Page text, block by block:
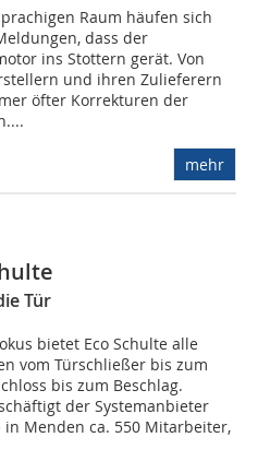
Raum häufen sich
dass der
ins Stottern gerät. Von
und ihren Zulieferern
öfter Korrekturen der
mehr
Tür
bietet Eco Schulte alle
vom Türschließer bis zum
bis zum Beschlag.
der Systemanbieter
in Menden ca. 550 Mitarbeiter,